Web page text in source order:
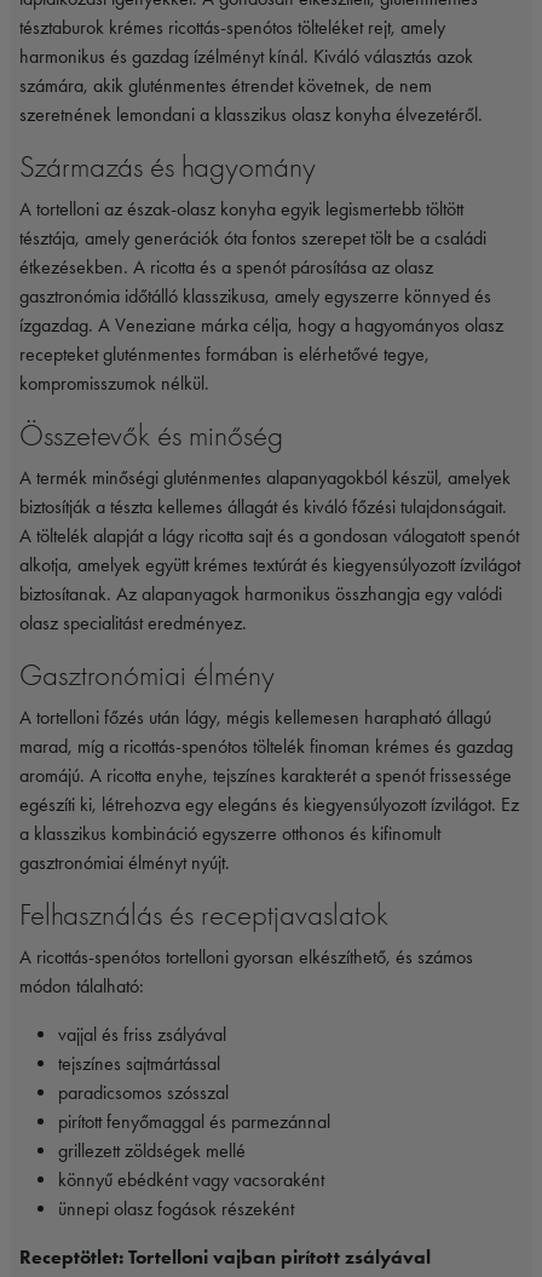
tésztaburok krémes ricottás-spenótos tölteléket rejt, amely
harmonikus és gazdag ízélményt kínál. Kiváló választás azok
számára, akik gluténmentes étrendet követnek, de nem
szeretnének lemondani a klasszikus olasz konyha élvezetéről.
Származás és hagyomány
A tortelloni az észak-olasz konyha egyik legismertebb töltött
tésztája, amely generációk óta fontos szerepet tölt be a családi
étkezésekben. A ricotta és a spenót párosítása az olasz
gasztronómia időtálló klasszikusa, amely egyszerre könnyed és
ízgazdag. A Veneziane márka célja, hogy a hagyományos olasz
recepteket gluténmentes formában is elérhetővé tegye,
kompromisszumok nélkül.
Összetevők és minőség
A termék minőségi gluténmentes alapanyagokból készül, amelyek
biztosítják a tészta kellemes állagát és kiváló főzési tulajdonságait.
A töltelék alapját a lágy ricotta sajt és a gondosan válogatott spenót
alkotja, amelyek együtt krémes textúrát és kiegyensúlyozott ízvilágot
biztosítanak. Az alapanyagok harmonikus összhangja egy valódi
olasz specialitást eredményez.
Gasztronómiai élmény
A tortelloni főzés után lágy, mégis kellemesen harapható állagú
marad, míg a ricottás-spenótos töltelék finoman krémes és gazdag
aromájú. A ricotta enyhe, tejszínes karakterét a spenót frissessége
egészíti ki, létrehozva egy elegáns és kiegyensúlyozott ízvilágot. Ez
a klasszikus kombináció egyszerre otthonos és kifinomult
gasztronómiai élményt nyújt.
Felhasználás és receptjavaslatok
A ricottás-spenótos tortelloni gyorsan elkészíthető, és számos
módon tálalható:
vajjal és friss zsályával
tejszínes sajtmártással
paradicsomos szósszal
pirított fenyőmaggal és parmezánnal
grillezett zöldségek mellé
könnyű ebédként vagy vacsoraként
ünnepi olasz fogások részeként
Receptötlet: Tortelloni vajban pirított zsályával